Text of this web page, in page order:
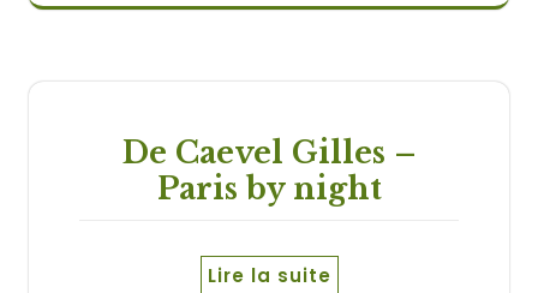
De Caevel Gilles –
Paris by night
Lire la suite